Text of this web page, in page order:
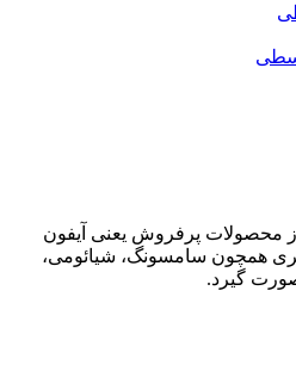
محصولات پرفروش یعنی آیفون
همچون سامسونگ، شیائومی،
صورت گیرد.